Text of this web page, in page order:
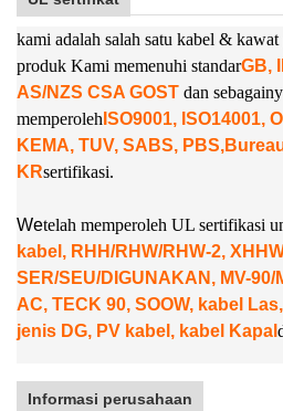
kami adalah salah satu kabel &
produk Kami memenuhi standarGB,
AS/NZS CSA GOST dan
memperoleh ISO9001, ISO14001,
KEMA, TUV, SABS, PBS,
KRsertifikasi.
Wetelah memperoleh UL sertifikasi
kabel, RHH/RHW/RHW-2,
SER/SEU/DIGUNAKAN, MV-90/
AC, TECK 90, SOOW, kabel
jenis DG, PV kabel, kabel Kapal
Informasi perusahaan